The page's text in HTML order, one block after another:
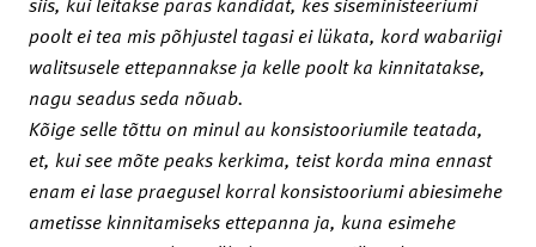
poolt ei tea mis põhjustel tagasi ei lükata, kord wabariigi
walitsusele ettepannakse ja kelle poolt ka kinnitatakse,
nagu seadus seda nõuab.
Kõige selle tõttu on minul au konsistooriumile teatada,
et, kui see mõte peaks kerkima, teist korda mina ennast
enam ei lase praegusel korral konsistooriumi abiesimehe
ametisse kinnitamiseks ettepanna ja, kuna esimehe